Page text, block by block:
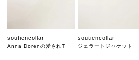
soutiencollar
Anna Dorenの愛されT
soutiencollar
ジェラートジャケット